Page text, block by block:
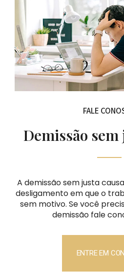
FALE
Demissão sem
A demissão sem justa
desligamento em que o
sem motivo. Se você
demissão fale
ENTRE EM